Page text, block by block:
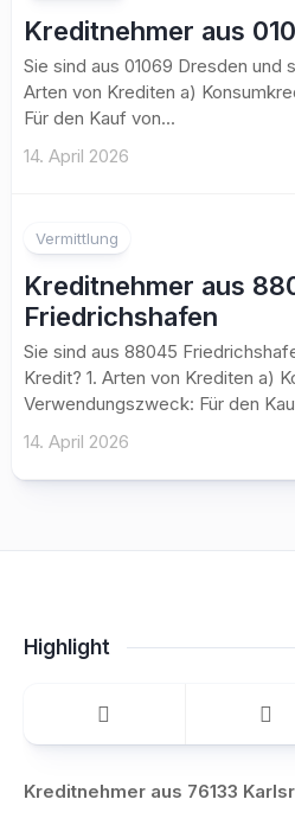
Kreditnehmer aus
Sie sind aus 01069 Dresden und
Arten von Krediten a)
Für den Kauf von...
14. April 2026
Vermittlung
Kreditnehmer aus
Friedrichshafen
Sie sind aus 88045
Kredit? 1. Arten von Krediten a)
Verwendungszweck: Für den
14. April 2026
Highlight
Kreditnehmer aus 76133